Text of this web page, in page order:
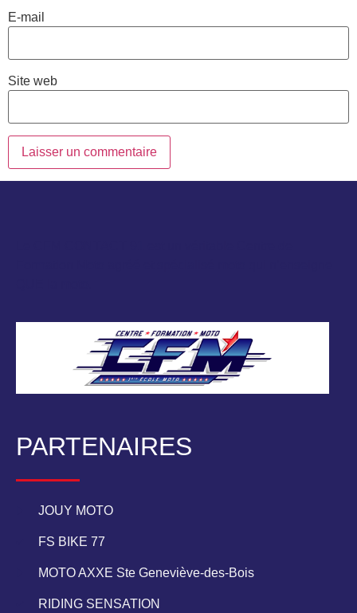
E-mail
Site web
PARTENAIRES
JOUY MOTO
FS BIKE 77
MOTO AXXE Ste Geneviève-des-Bois
RIDING SENSATION